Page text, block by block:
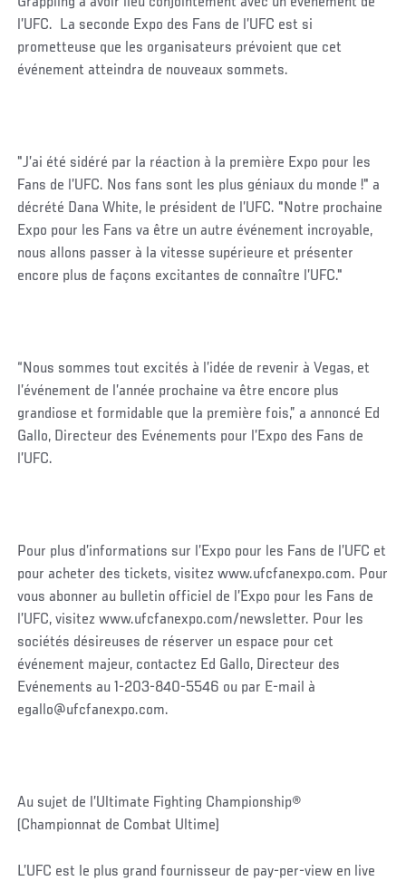
l’UFC. La seconde Expo des Fans de l’UFC est si
prometteuse que les organisateurs prévoient que cet
événement atteindra de nouveaux sommets.
"J’ai été sidéré par la réaction à la première Expo pour les
Fans de l’UFC. Nos fans sont les plus géniaux du monde !" a
décrété Dana White, le président de l’UFC. "Notre prochaine
Expo pour les Fans va être un autre événement incroyable,
nous allons passer à la vitesse supérieure et présenter
encore plus de façons excitantes de connaître l’UFC."
“Nous sommes tout excités à l’idée de revenir à Vegas, et
l’événement de l’année prochaine va être encore plus
grandiose et formidable que la première fois,” a annoncé Ed
Gallo, Directeur des Evénements pour l’Expo des Fans de
l’UFC.
Pour plus d’informations sur l’Expo pour les Fans de l’UFC et
pour acheter des tickets, visitez www.ufcfanexpo.com. Pour
vous abonner au bulletin officiel de l’Expo pour les Fans de
l’UFC, visitez www.ufcfanexpo.com/newsletter. Pour les
sociétés désireuses de réserver un espace pour cet
événement majeur, contactez Ed Gallo, Directeur des
Evénements au 1-203-840-5546 ou par E-mail à
egallo@ufcfanexpo.com.
Au sujet de l’Ultimate Fighting Championship®
(Championnat de Combat Ultime)
L’UFC est le plus grand fournisseur de pay-per-view en live